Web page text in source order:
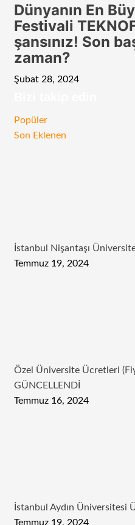
Dünyanın En
Festivali
şansınız! Son
zaman?
Şubat 28, 2024
Popüler
Son Eklenen
İstanbul Nişantaşı
Temmuz 19, 2024
Özel Üniversite Ücretleri
GÜNCELLENDİ
Temmuz 16, 2024
İstanbul Aydın Üniversitesi
Temmuz 19, 2024